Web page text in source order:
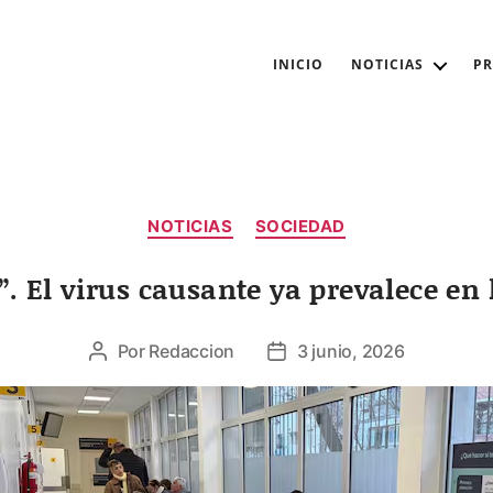
INICIO NOTICIAS
NOTICIAS SOCIEDAD
El virus causante ya prevalece
Autor
la
entrada
Por Redaccion
Fecha
la
entrada
3 junio, 2026